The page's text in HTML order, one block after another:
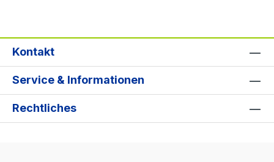
Kontakt
Service & Informationen
Rechtliches